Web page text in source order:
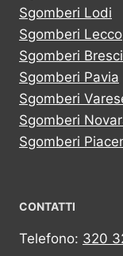
Sgomberi Lodi
Sgomberi Lecco
Sgomberi
Sgomberi Pavia
Sgomberi
Sgomberi
Sgomberi
CONTATTI
Telefono: 320